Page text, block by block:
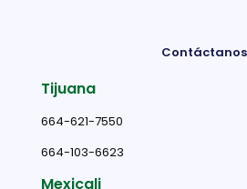
Contáctanos
Tijuana
664-621-7550
664-103-6623
Mexicali